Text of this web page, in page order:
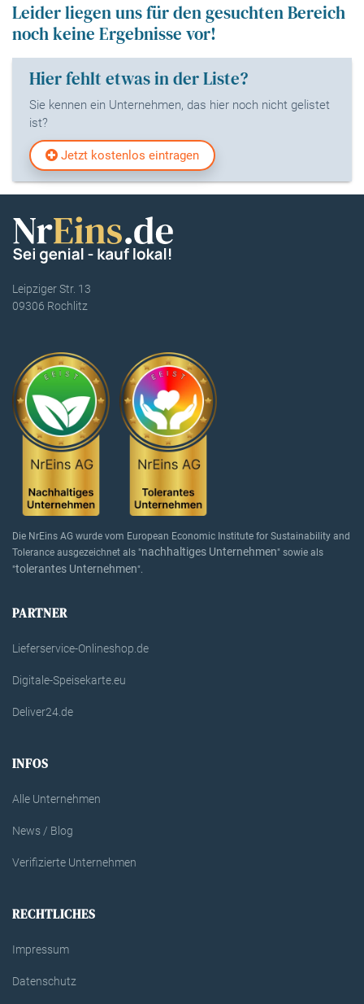
Leider liegen uns für den gesuchten Bereich
noch keine Ergebnisse vor!
Hier fehlt etwas in der Liste?
Sie kennen ein Unternehmen, das hier noch nicht gelistet
ist?
Jetzt kostenlos eintragen
Leipziger Str. 13
09306 Rochlitz
Die NrEins AG wurde vom European Economic Institute for Sustainability and
Tolerance ausgezeichnet als "nachhaltiges Unternehmen" sowie als
"tolerantes Unternehmen".
PARTNER
Lieferservice-Onlineshop.de
Digitale-Speisekarte.eu
Deliver24.de
INFOS
Alle Unternehmen
News / Blog
Verifizierte Unternehmen
RECHTLICHES
Impressum
Datenschutz